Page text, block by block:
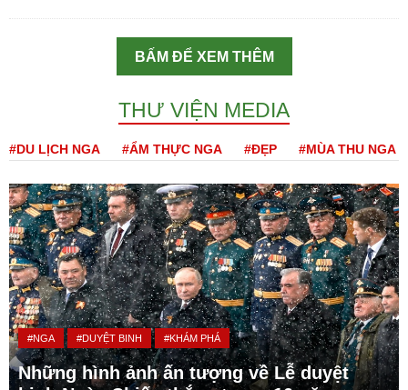
BẤM ĐỂ XEM THÊM
THƯ VIỆN MEDIA
#DU LỊCH NGA #ẨM THỰC NGA #ĐẸP #MÙA THU NGA
#NGA #DUYỆT BINH #KHÁM PHÁ
Những hình ảnh ấn tượng về Lễ duyệt